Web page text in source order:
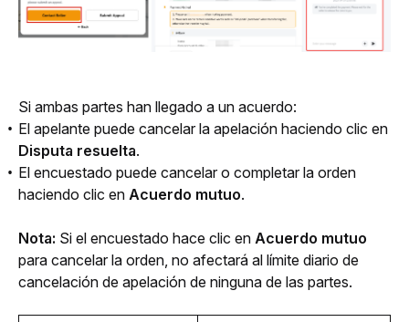
Si ambas partes han llegado a un acuerdo:
El apelante puede cancelar la apelación haciendo clic en
Disputa resuelta.
El encuestado puede cancelar o completar la orden
haciendo clic en Acuerdo mutuo.
Nota: Si el encuestado hace clic en Acuerdo mutuo
para cancelar la orden, no afectará al límite diario de
cancelación de apelación de ninguna de las partes.